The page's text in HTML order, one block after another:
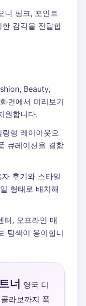
니 핑크, 포인트
한 감각을 전달합
Beauty,
면에서 미리보기
원합니다.
형 레이아웃으
큐레이션을 결합
후기와 스타일
형태로 배치해
터, 오프라인 매
탐색이 용이합니
너 영국 디
라보까지 폭